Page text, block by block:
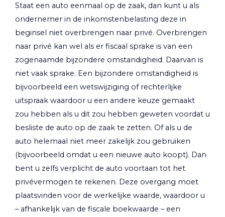
Staat een auto eenmaal op de zaak, dan kunt u als
ondernemer in de inkomstenbelasting deze in
beginsel niet overbrengen naar privé. Overbrengen
naar privé kan wel als er fiscaal sprake is van een
zogenaamde bijzondere omstandigheid. Daarvan is
niet vaak sprake. Een bijzondere omstandigheid is
bijvoorbeeld een wetswijziging of rechterlijke
uitspraak waardoor u een andere keuze gemaakt
zou hebben als u dit zou hebben geweten voordat u
besliste de auto op de zaak te zetten. Of als u de
auto helemaal niet meer zakelijk zou gebruiken
(bijvoorbeeld omdat u een nieuwe auto koopt). Dan
bent u zelfs verplicht de auto voortaan tot het
privévermogen te rekenen. Deze overgang moet
plaatsvinden voor de werkelijke waarde, waardoor u
– afhankelijk van de fiscale boekwaarde – een